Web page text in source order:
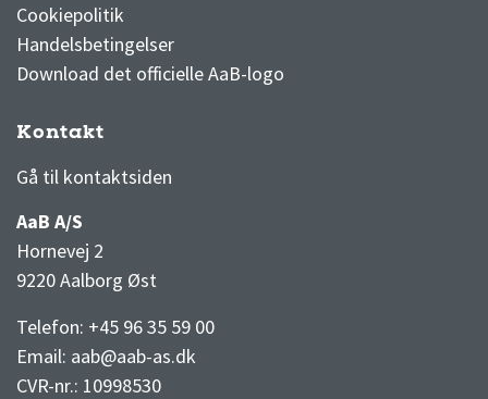
Cookiepolitik
Handelsbetingelser
Download det officielle AaB-logo
Kontakt
Gå til kontaktsiden
AaB A/S
Hornevej 2
9220 Aalborg Øst
Telefon: +45 96 35 59 00
Email: aab@aab-as.dk
CVR-nr.: 10998530